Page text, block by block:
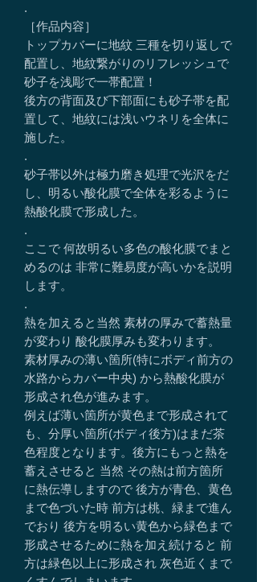
.
［作品内容］
トップカバーに地紋 三種を切り返しで
配置し、地紋繋がりのリフレッシュで
砂子を浅彫で一帯配置！
後方の背面及び下部面にも砂子帯を配
置して、地紋には浅いウネリを全体に
施した。
.
砂子帯以外は極力磨き処理で光沢をだ
し、明るい酸化膜で全体を彩るように
熱酸化膜で形成した。
.
ここで 何故明るい多色の酸化膜でまと
めるのは 非常に難易度が高いかを説明
します。
.
熱を加えると当然 素材の厚みで蓄熱量
が変わり 酸化膜厚みも変わります。
素材厚みの薄い箇所(特にボディ前方の
水路からカバー中央) から熱酸化膜が
形成され色が進みます。
例えば薄い箇所が黄色まで形成されて
も、分厚い箇所(ボディ後方)はまだ茶
色程度となります。後方にもっと熱を
蓄えさせると 当然 その熱は前方箇所
に熱伝導しますので 後方が青色、黄色
まで色づいた時 前方は桃、緑まで進ん
でおり 後方を明るい黄色から緑色まで
形成させるために熱を加え続けると 前
方は緑色以上に形成され 灰色近くまで